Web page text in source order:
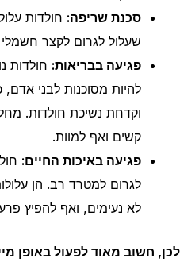
סכנת שריפה: חולדות
שעלול לגרום לקצר
פגיעה בבריאות: חולדות
להיות מסוכנות לבני אדם,
וקדחת נשיכת חולדות.
קשים ואף למוות.
פגיעה באיכות החיים:
לגרום למטרד רב. הן
לא נעימים, ואף להפיץ
לכן, חשוב מאוד לפעול באופן